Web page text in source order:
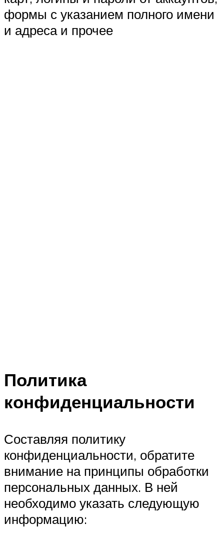
формы с указанием полного имени
и адреса и прочее
Политика
конфиденциальности
Составляя политику
конфиденциальности, обратите
внимание на принципы обработки
персональных данных. В ней
необходимо указать следующую
информацию: